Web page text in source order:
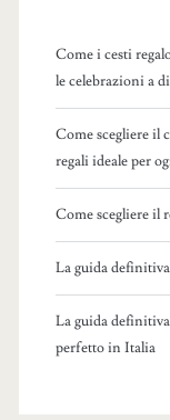
o
r
:
Come i cesti
le celebrazioni a
Come scegliere il
regali ideale per
Come scegliere il
La guida
La guida
perfetto in Italia